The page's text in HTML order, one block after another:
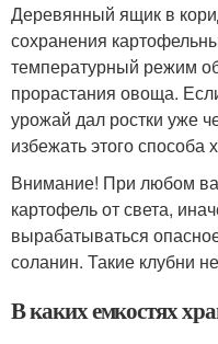
Деревянный ящик в
сохранения
температурный режим
прорастания овоща.
урожай дал ростки уже
избежать этого способа
Внимание! При любом
картофель от света,
вырабатываться
соланин. Такие клубни
В каких емкостях